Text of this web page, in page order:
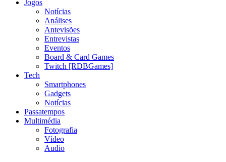
Jogos
Notícias
Análises
Antevisões
Entrevistas
Eventos
Board & Card Games
Twitch [RDBGames]
Tech
Smartphones
Gadgets
Notícias
Passatempos
Multimédia
Fotografia
Vídeo
Audio